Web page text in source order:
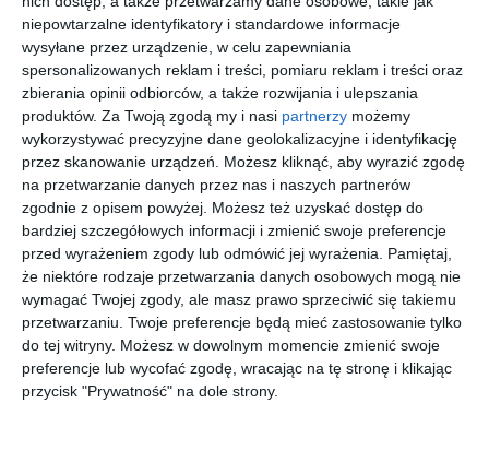
niepowtarzalne identyfikatory i standardowe informacje
wysyłane przez urządzenie, w celu zapewniania
spersonalizowanych reklam i treści, pomiaru reklam i treści oraz
zbierania opinii odbiorców, a także rozwijania i ulepszania
produktów. Za Twoją zgodą my i nasi partnerzy możemy
wykorzystywać precyzyjne dane geolokalizacyjne i identyfikację
przez skanowanie urządzeń. Możesz kliknąć, aby wyrazić zgodę
na przetwarzanie danych przez nas i naszych partnerów
zgodnie z opisem powyżej. Możesz też uzyskać dostęp do
bardziej szczegółowych informacji i zmienić swoje preferencje
przed wyrażeniem zgody lub odmówić jej wyrażenia.
Pamiętaj,
że niektóre rodzaje przetwarzania danych osobowych mogą nie
wymagać Twojej zgody, ale masz prawo sprzeciwić się takiemu
przetwarzaniu. Twoje preferencje będą mieć zastosowanie tylko
do tej witryny. Możesz w dowolnym momencie zmienić swoje
preferencje lub wycofać zgodę, wracając na tę stronę i klikając
przycisk "Prywatność" na dole strony.
D BY D
DYH11 C02
17940
przejdź do
sklepu
PRADA 0PR
02ZV
1AB1O1
1.04900
przejdź do
sklepu
RALPH
0RA7187U
6117
356,
00
przejdź do
sklepu
JIMMY
CHOO
0JC3043J
5035 993 ,
30
przejdź do
sklepu
D BY D
DBOF7002
DD00
40
RAY-BAN
0RX4362V
2034 CORE
D BY D
DYH01 C01
COACH
0HC5185